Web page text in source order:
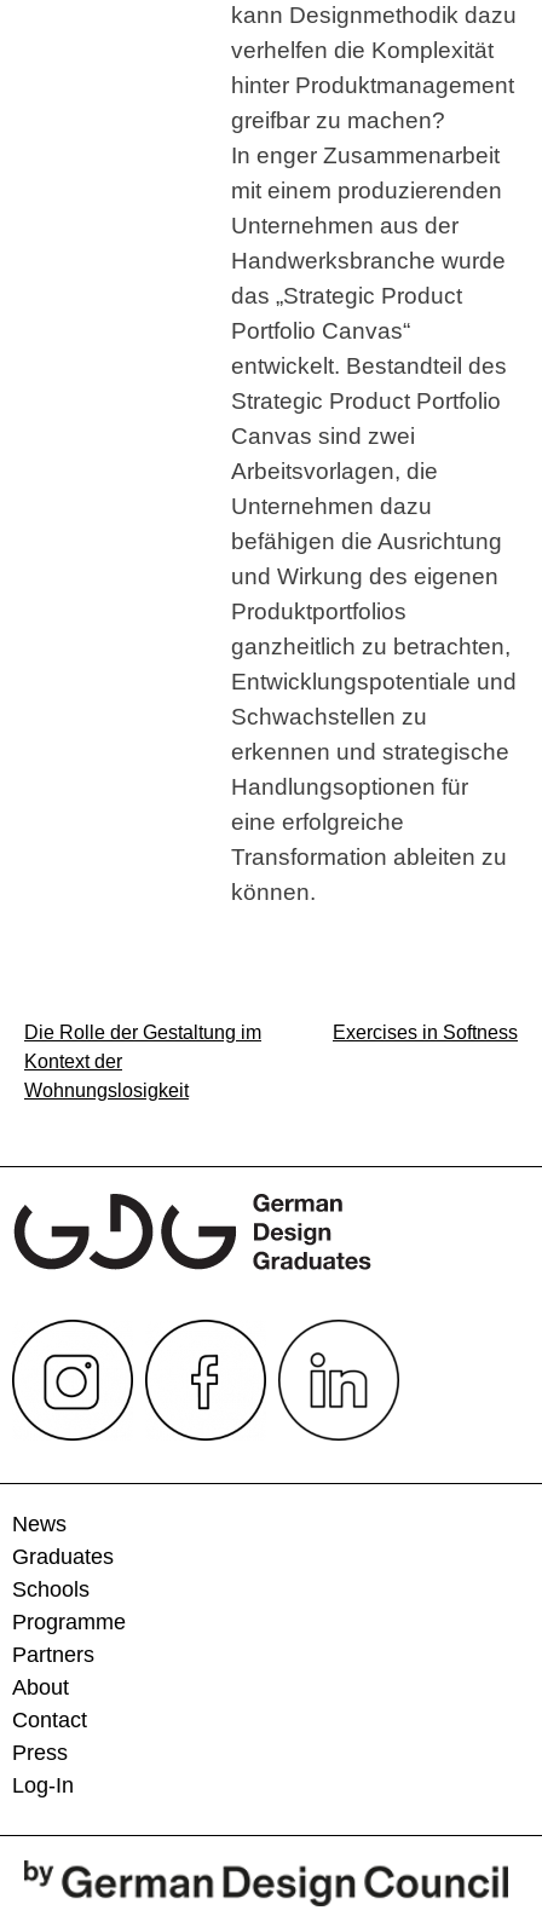
kann Designmethodik dazu
verhelfen die Komplexität
hinter Produktmanagement
greifbar zu machen?
In enger Zusammenarbeit
mit einem produzierenden
Unternehmen aus der
Handwerksbranche wurde
das „Strategic Product
Portfolio Canvas“
entwickelt. Bestandteil des
Strategic Product Portfolio
Canvas sind zwei
Arbeitsvorlagen, die
Unternehmen dazu
befähigen die Ausrichtung
und Wirkung des eigenen
Produktportfolios
ganzheitlich zu betrachten,
Entwicklungspotentiale und
Schwachstellen zu
erkennen und strategische
Handlungsoptionen für
eine erfolgreiche
Transformation ableiten zu
können.
Beitragsnavigation
Die Rolle der Gestaltung im
Kontext der
Wohnungslosigkeit
Exercises in Softness
News
Graduates
Schools
Programme
Partners
About
Contact
Press
Log-In